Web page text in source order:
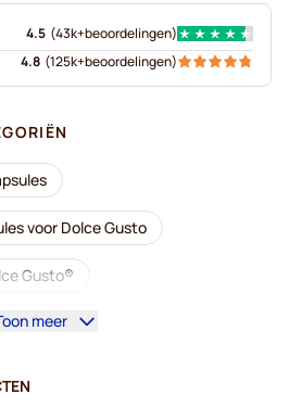
4.5 (43k+beoordelingen)
4.8 (125k+beoordelingen)
voor Dolce Gusto
Gusto®
meer